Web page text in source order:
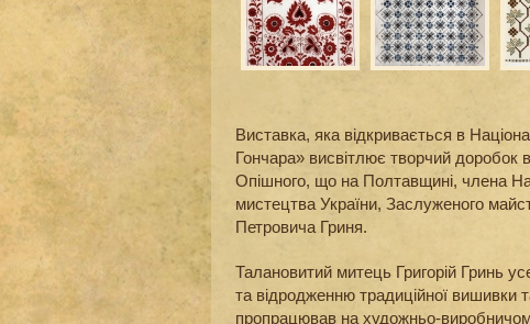
Виставка, яка відкривається в
Гончара» висвітлює творчий доробок
Опішного, що на Полтавщині, члена
мистецтва України, Заслуженого
Петровича Гриня.
Талановитий митець Григорій Гринь
та відродженню традиційної
пропрацював на художньо-